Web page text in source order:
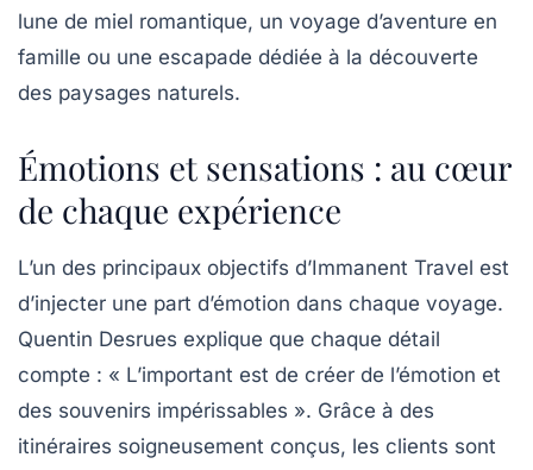
lune de miel romantique, un voyage d’aventure en
famille ou une escapade dédiée à la découverte
des paysages naturels.
Émotions et sensations : au cœur
de chaque expérience
L’un des principaux objectifs d’Immanent Travel est
d’injecter une part d’émotion dans chaque voyage.
Quentin Desrues explique que chaque détail
compte : « L’important est de créer de l’émotion et
des souvenirs impérissables ». Grâce à des
itinéraires soigneusement conçus, les clients sont